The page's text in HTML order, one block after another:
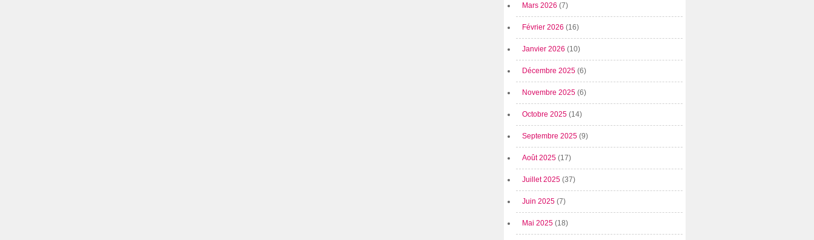
Mars 2026 (7)
Février 2026 (16)
Janvier 2026 (10)
Décembre 2025 (6)
Novembre 2025 (6)
Octobre 2025 (14)
Septembre 2025 (9)
Août 2025 (17)
Juillet 2025 (37)
Juin 2025 (7)
Mai 2025 (18)